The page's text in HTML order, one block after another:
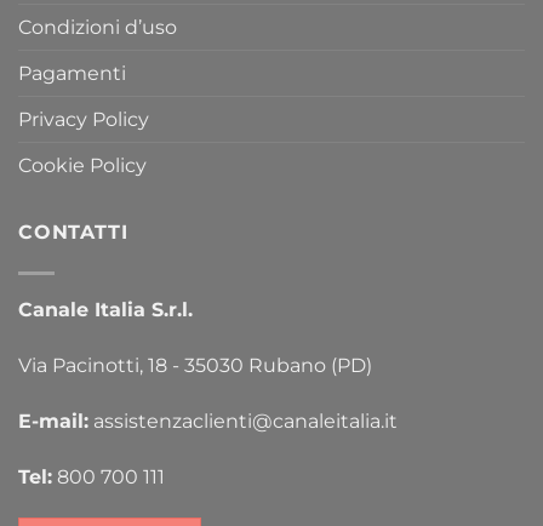
Condizioni d’uso
Pagamenti
Privacy Policy
Cookie Policy
CONTATTI
Canale Italia S.r.l.
Via Pacinotti, 18 - 35030 Rubano (PD)
E-mail: assistenzaclienti@canaleitalia.it
Tel: 800 700 111